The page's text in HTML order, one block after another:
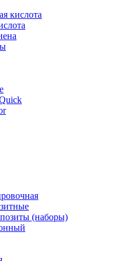
кислота
(наборы)